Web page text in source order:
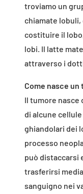
troviamo un
chiamate lobuli,
costituire il
lobi. Il latte
attraverso i
Come nasce un
Il tumore
di alcune
ghiandolari dei
processo
può distaccarsi
trasferirsi
sanguigno nei